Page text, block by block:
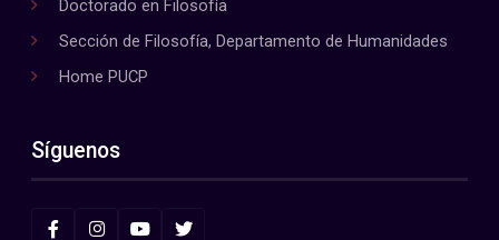
Doctorado en Filosofía
Sección de Filosofía, Departamento de Humanidades
Home PUCP
Síguenos